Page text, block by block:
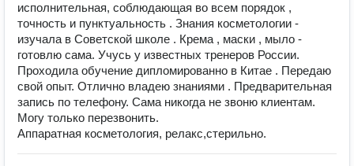
исполнительная, соблюдающая во всем порядок ,
точность и пунктуальность . Знания косметологии -
изучала в Советской школе . Крема , маски , мыло -
готовлю сама. Учусь у известных тренеров России.
Проходила обучение дипломированно в Китае . Передаю
свой опыт. Отлично владею знаниями . Предварительная
запись по телефону. Сама никогда не звоню клиентам.
Могу только перезвонить.
Аппаратная косметология, релакс,стерильно.